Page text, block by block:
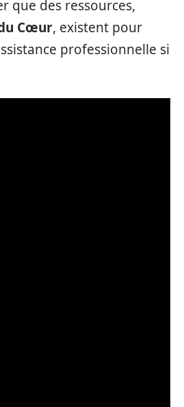
que des ressources,
Cœur, existent pour
professionnelle si